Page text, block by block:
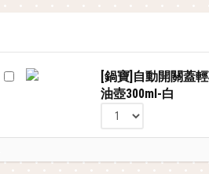
[鍋寶]自動開關蓋
油壺300ml-白